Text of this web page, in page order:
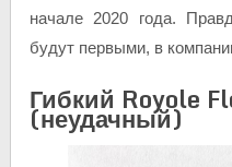
начале 2020 года.
будут первыми, в
Гибкий Royole
(неудачный)